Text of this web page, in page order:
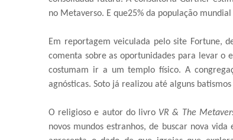
no Metaverso. E que25% da população
Em reportagem veiculada pelo site Fortune,
comenta sobre as oportunidades para levar o
costumam ir a um templo físico. A
agnósticas. Soto já realizou até alguns
O religioso e autor do livro VR & The
novos mundos estranhos, de buscar nova